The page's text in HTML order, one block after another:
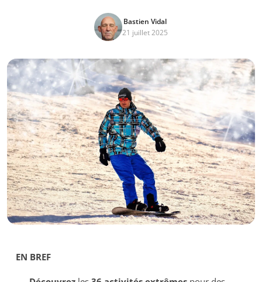
Bastien Vidal
21 juillet 2025
EN BREF